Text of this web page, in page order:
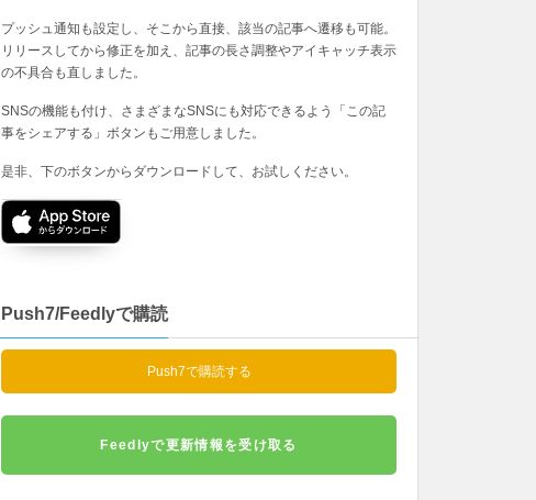
プッシュ通知も設定し、そこから直接、該当の記事へ遷移も可能。
リリースしてから修正を加え、記事の長さ調整やアイキャッチ表示
の不具合も直しました。
SNSの機能も付け、さまざまなSNSにも対応できるよう「この記
事をシェアする」ボタンもご用意しました。
是非、下のボタンからダウンロードして、お試しください。
Push7/Feedlyで購読
Push7で購読する
Feedlyで更新情報を受け取る